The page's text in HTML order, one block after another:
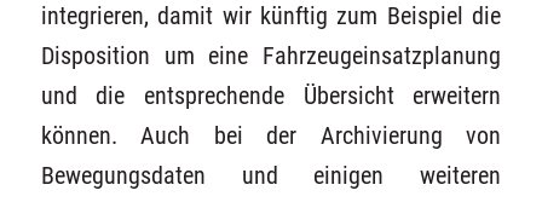
integrieren, damit wir künftig zum Beispiel die
Disposition um eine Fahrzeugeinsatzplanung
und die entsprechende Übersicht erweitern
können. Auch bei der Archivierung von
Bewegungsdaten und einigen weiteren